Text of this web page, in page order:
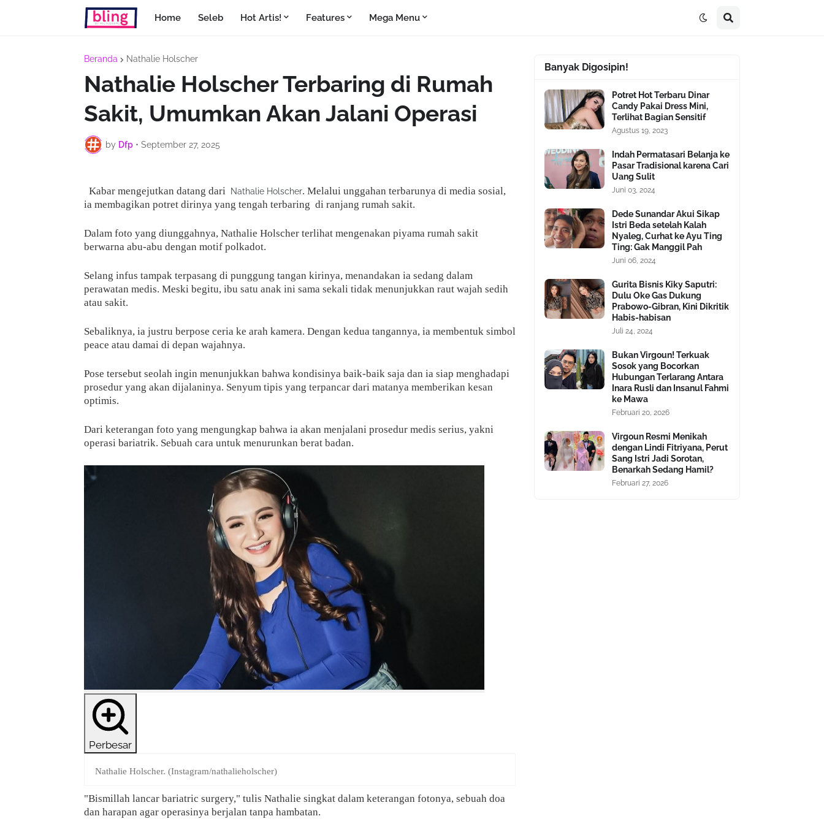
Home Seleb Hot Artis! Features Mega Menu
Beranda Nathalie Holscher
Nathalie Holscher Terbaring di Rumah
Sakit, Umumkan Akan Jalani Operasi
by Dfp • September 27, 2025
Kabar mengejutkan datang dari Nathalie Holscher. Melalui unggahan terbarunya di media sosial,
ia membagikan potret dirinya yang tengah terbaring di ranjang rumah sakit.
Dalam foto yang diunggahnya, Nathalie Holscher terlihat mengenakan piyama rumah sakit
berwarna abu-abu dengan motif polkadot.
Selang infus tampak terpasang di punggung tangan kirinya, menandakan ia sedang dalam
perawatan medis. Meski begitu, ibu satu anak ini sama sekali tidak menunjukkan raut wajah sedih
atau sakit.
Sebaliknya, ia justru berpose ceria ke arah kamera. Dengan kedua tangannya, ia membentuk simbol
peace atau damai di depan wajahnya.
Pose tersebut seolah ingin menunjukkan bahwa kondisinya baik-baik saja dan ia siap menghadapi
prosedur yang akan dijalaninya. Senyum tipis yang terpancar dari matanya memberikan kesan
optimis.
Dari keterangan foto yang mengungkap bahwa ia akan menjalani prosedur medis serius, yakni
operasi bariatrik. Sebuah cara untuk menurunkan berat badan.
Perbesar
Nathalie Holscher. (Instagram/nathalieholscher)
"Bismillah lancar bariatric surgery," tulis Nathalie singkat dalam keterangan fotonya, sebuah doa
dan harapan agar operasinya berjalan tanpa hambatan.
Banyak Digosipin!
Potret Hot Terbaru Dinar
Candy Pakai Dress Mini,
Terlihat Bagian Sensitif
Agustus 19, 2023
Indah Permatasari Belanja ke
Pasar Tradisional karena Cari
Uang Sulit
Juni 03, 2024
Dede Sunandar Akui Sikap
Istri Beda setelah Kalah
Nyaleg, Curhat ke Ayu Ting
Ting: Gak Manggil Pah
Juni 06, 2024
Gurita Bisnis Kiky Saputri:
Dulu Oke Gas Dukung
Prabowo-Gibran, Kini Dikritik
Habis-habisan
Juli 24, 2024
Bukan Virgoun! Terkuak
Sosok yang Bocorkan
Hubungan Terlarang Antara
Inara Rusli dan Insanul Fahmi
ke Mawa
Februari 20, 2026
Virgoun Resmi Menikah
dengan Lindi Fitriyana, Perut
Sang Istri Jadi Sorotan,
Benarkah Sedang Hamil?
Februari 27, 2026